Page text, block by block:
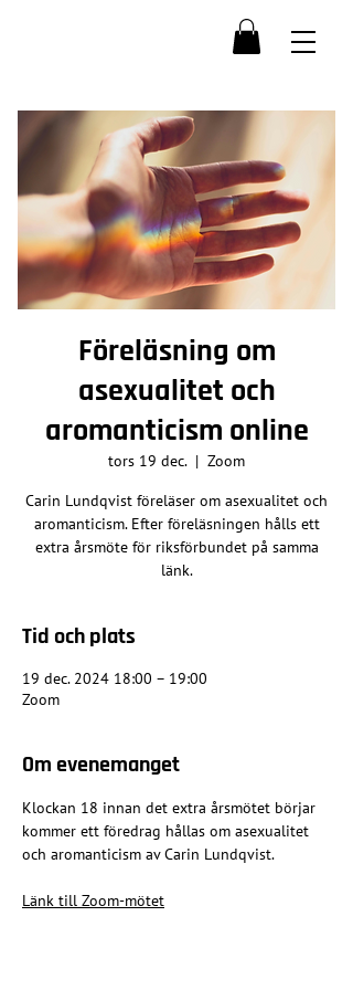
Föreläsning om
asexualitet och
aromanticism online
tors 19 dec.
  |
Zoom
Carin Lundqvist föreläser om asexualitet och
aromanticism. Efter föreläsningen hålls ett
extra årsmöte för riksförbundet på samma
länk.
Tid och plats
19 dec. 2024 18:00 – 19:00
Zoom
Om evenemanget
Klockan 18 innan det extra årsmötet börjar
kommer ett föredrag hållas om asexualitet
och aromanticism av Carin Lundqvist.
Länk till Zoom-mötet